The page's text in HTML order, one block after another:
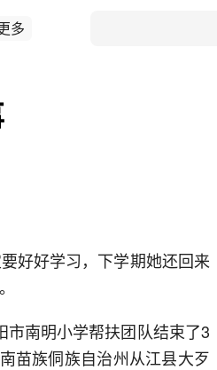
多
好好学习，下学期她还回来
南明小学帮扶团队结束了3
苗族侗族自治州从江县大歹